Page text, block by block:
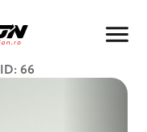
ID: 66